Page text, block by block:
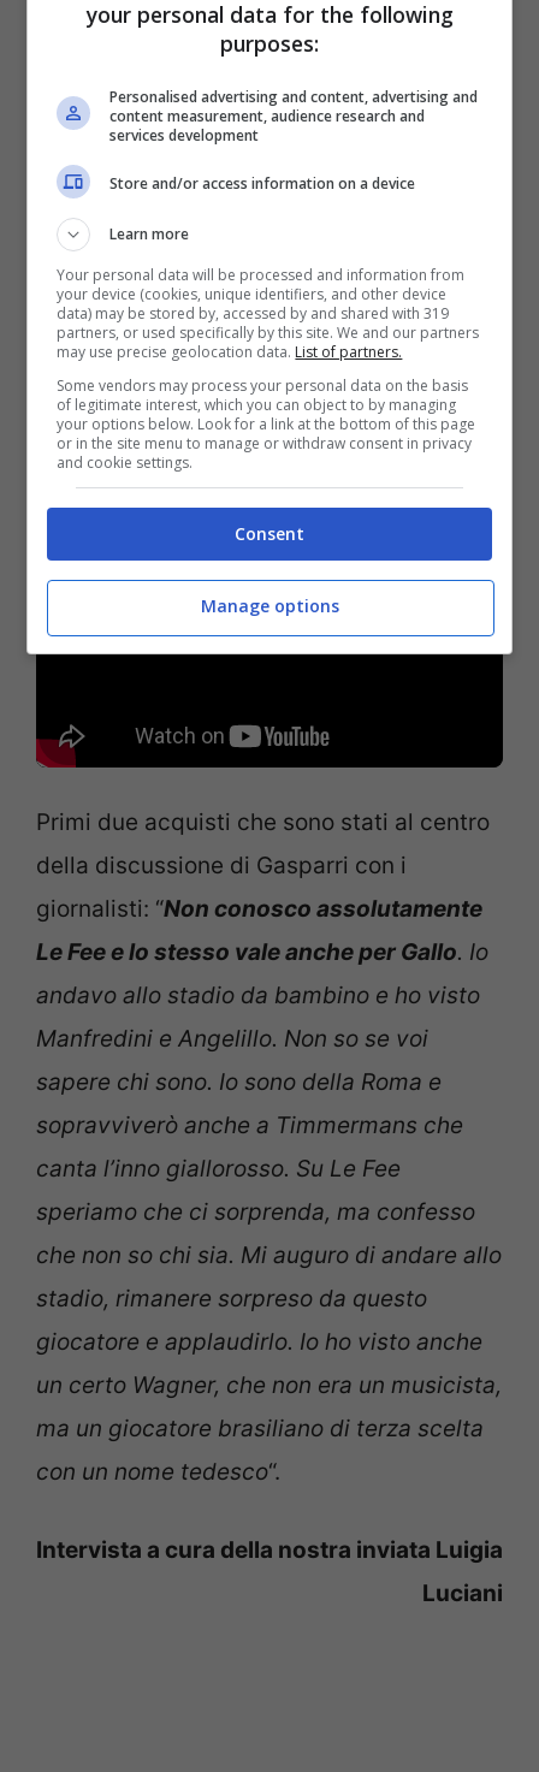
Roma. La squadra giallorossa ha ripreso la
preparazione in vista della prossima
stagione e ben presto De Rossi potrà
contare su dei nuovi arrivi.
per Le Fee, talento francese preso dal
Rennes, edal Lecce è vicino anche Gallo
Quest’ultimo nella rosa di De Rossi va a
prendere il posto di Spinazzola. Sembra
più lontano, invece, Chiesa e questo
potrebbe spegnere le voci di un possibile
approdo alla Juventus di Abraham.
Primi due acquisti che sono stati al centro
della discussione di Gasparri con i
giornalisti: “Non conosco assolutamente
Le Fee e lo stesso vale anche per Gallo. Io
andavo allo stadio da bambino e ho visto
Manfredini e Angelillo. Non so se voi
sapere chi sono. Io sono della Roma e
sopravviverò anche a Timmermans che
canta l’inno giallorosso. Su Le Fee
speriamo che ci sorprenda, ma confesso
che non so chi sia. Mi auguro di andare allo
stadio, rimanere sorpreso da questo
giocatore e applaudirlo. Io ho visto anche
un certo Wagner, che non era un musicista,
ma un giocatore brasiliano di terza scelta
con un nome tedesco“.
Intervista a cura della nostra inviata Luigia
Luciani
your personal data for the following
purposes:
Personalised advertising and content, advertising and
content measurement, audience research and
services development
Store and/or access information on a device
Learn more
Your personal data will be processed and information from
your device (cookies, unique identifiers, and other device
data) may be stored by, accessed by and shared with 319
partners, or used specifically by this site. We and our partners
may use precise geolocation data. List of partners.
Some vendors may process your personal data on the basis
of legitimate interest, which you can object to by managing
your options below. Look for a link at the bottom of this page
or in the site menu to manage or withdraw consent in privacy
and cookie settings.
Consent
Manage options